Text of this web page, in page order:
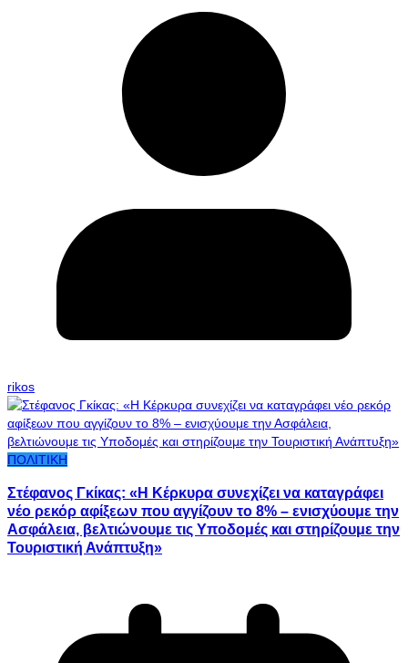
rikos
ΠΟΛΙΤΙΚΗ
Στέφανος Γκίκας: «Η Κέρκυρα συνεχίζει να καταγράφει
νέο ρεκόρ αφίξεων που αγγίζουν το 8% – ενισχύουμε την
Ασφάλεια, βελτιώνουμε τις Υποδομές και στηρίζουμε την
Τουριστική Ανάπτυξη»